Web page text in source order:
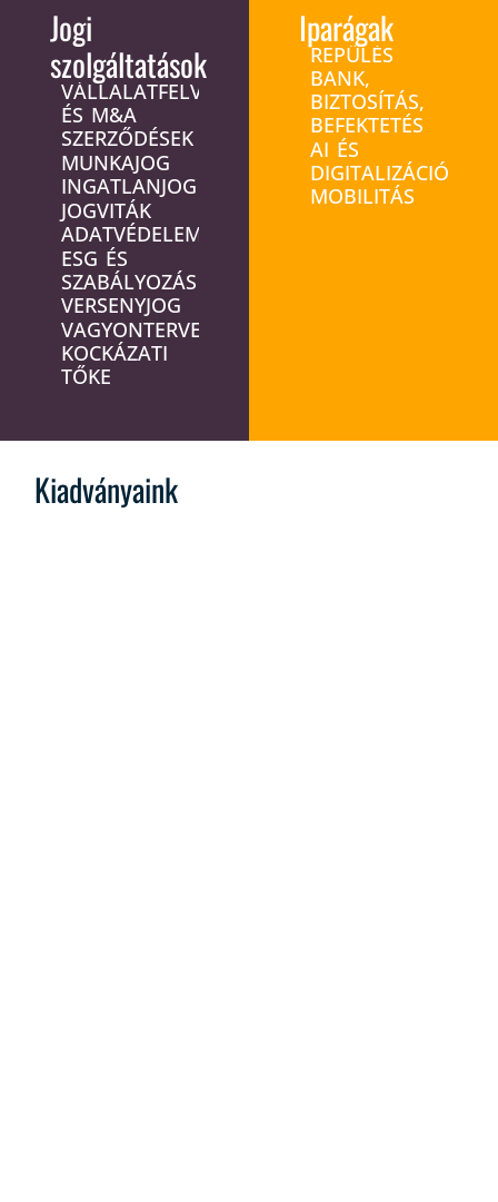
Jogi
szolgáltatások
VÁLLALATFELVÁSÁRLÁS
ÉS M&A
SZERZŐDÉSEK
MUNKAJOG
INGATLANJOG
JOGVITÁK
ADATVÉDELEM
ESG ÉS
SZABÁLYOZÁS
VERSENYJOG
VAGYONTERVEZÉS
KOCKÁZATI
TŐKE
Iparágak
REPÜLÉS
BANK,
BIZTOSÍTÁS,
BEFEKTETÉS
AI ÉS
DIGITALIZÁCIÓ
MOBILITÁS
Kiadványaink